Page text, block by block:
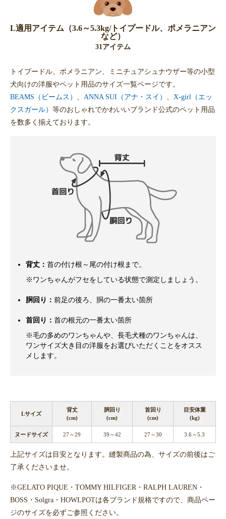
L適用アイテム（3.6～5.3kg/トイプードル、ポメラニアン
など）
31アイテム
トイプードル、ポメラニアン、ミニチュアシュナウザー等の小型
犬向けの洋服やペット用品のサイズ一覧ページです。
BEAMS（ビームス） 、 ANNA SUI（アナ・スイ） 、 X-girl（エッ
クスガール） 等のおしゃれでかわいいブランド公式のペット用品
を数多く揃えております。
背丈： 首の付け根～尾の付け根まで。
※ワンちゃんがフセをしている状態で測定しましょう。
胴回り： 前足の後ろ、胴の一番太い箇所
首回り： 首の根元の一番太い箇所
※毛の多めのワンちゃんや、長毛犬種のワンちゃんは、
ワンサイズ大き目の洋服をお選びいただくことをオスス
メします。
Lサイズ
背丈
(cm)
胴回り
(cm)
首回り
(cm)
目安体重
(kg)
ヌードサイズ 27～29 39～42 27～30 3.6～5.3
上記サイズは目安となります。縫製商品の為、サイズの前後はご
了承くださいませ。
※GELATO PIQUE・TOMMY HILFIGER・RALPH LAUREN・
BOSS・Solgra・HOWLPOTは各ブランド規格ですので、商品ペー
ジのサイズを必ずご参照ください。